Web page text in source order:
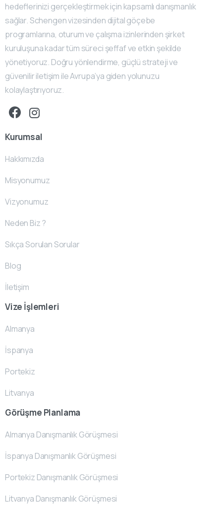
hedeflerinizi gerçekleştirmek için kapsamlı danışmanlık
sağlar. Schengen vizesinden dijital göçebe
programlarına, oturum ve çalışma izinlerinden şirket
kuruluşuna kadar tüm süreci şeffaf ve etkin şekilde
yönetiyoruz. Doğru yönlendirme, güçlü strateji ve
güvenilir iletişim ile Avrupa’ya giden yolunuzu
kolaylaştırıyoruz.
Kurumsal
Hakkımızda
Misyonumuz
Vizyonumuz
Neden Biz ?
Sıkça Sorulan Sorular
Blog
İletişim
Vize İşlemleri
Almanya
İspanya
Portekiz
Litvanya
Görüşme Planlama
Almanya Danışmanlık Görüşmesi
İspanya Danışmanlık Görüşmesi
Portekiz Danışmanlık Görüşmesi
Litvanya Danışmanlık Görüşmesi